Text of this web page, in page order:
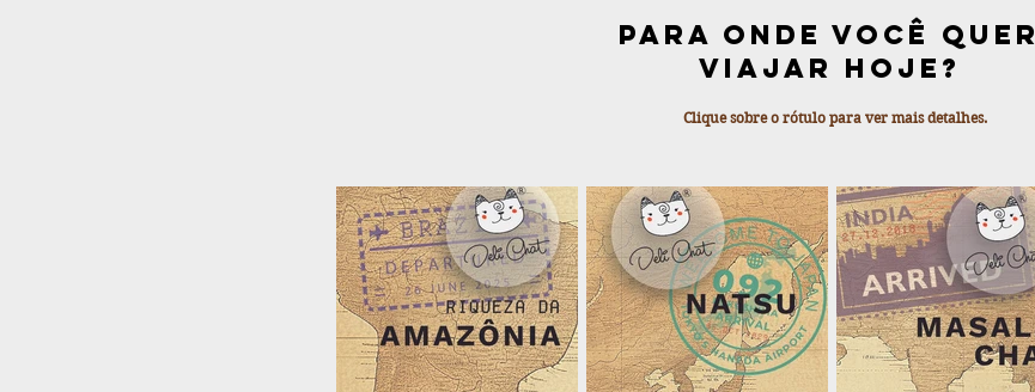
Para Onde Você quer
Viajar Hoje?
Clique sobre o rótulo para ver mais detalhes.